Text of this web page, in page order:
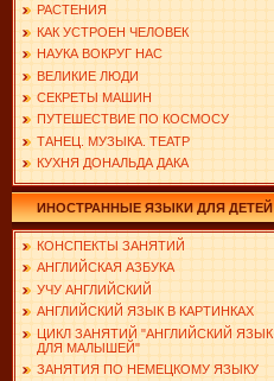
РАСТЕНИЯ
КАК УСТРОЕН ЧЕЛОВЕК
НАУКА ВОКРУГ НАС
ВЕЛИКИЕ ЛЮДИ
СЕКРЕТЫ МАШИН
ПУТЕШЕСТВИЕ ПО КОСМОСУ
ТАНЕЦ. МУЗЫКА. ТЕАТР
КУХНЯ ДОНАЛЬДА ДАКА
ИНОСТРАННЫЕ ЯЗЫКИ ДЛЯ ДЕТЕЙ
КОНСПЕКТЫ ЗАНЯТИЙ
АНГЛИЙСКАЯ АЗБУКА
УЧУ АНГЛИЙСКИЙ
АНГЛИЙСКИЙ ЯЗЫК В КАРТИНКАХ
ЦИКЛ ЗАНЯТИЙ "АНГЛИЙСКИЙ ЯЗЫК
ДЛЯ МАЛЫШЕЙ"
ЗАНЯТИЯ ПО НЕМЕЦКОМУ ЯЗЫКУ